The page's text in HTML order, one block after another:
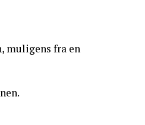
muligens fra en